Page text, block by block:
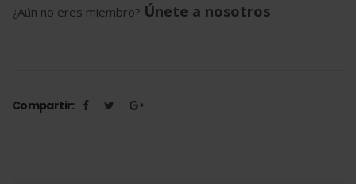
¿Aún no eres miembro? Únete a nosotros
Compartir: